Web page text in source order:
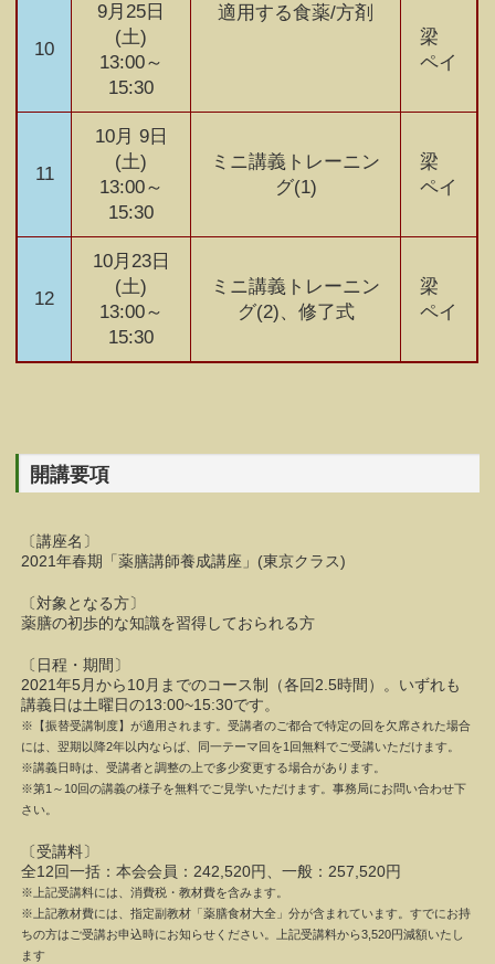
適用する食薬/方剤
10
9月25日
(土)
13:00～
15:30
梁
ペイ
11
10月 9日
(土)
13:00～
15:30
ミニ講義トレーニン
グ(1)
梁
ペイ
12
10月23日
(土)
13:00～
15:30
ミニ講義トレーニン
グ(2)、修了式
梁
ペイ
開講要項
〔講座名〕
2021年春期「薬膳講師養成講座」(東京クラス)
〔対象となる方〕
薬膳の初歩的な知識を習得しておられる方
〔日程・期間〕
2021年5月から10月までのコース制（各回2.5時間）。いずれも
講義日は土曜日の13:00~15:30です。
※【振替受講制度】が適用されます。受講者のご都合で特定の回を欠席された場合
には、翌期以降2年以内ならば、同一テーマ回を1回無料でご受講いただけます。
※講義日時は、受講者と調整の上で多少変更する場合があります。
※第1～10回の講義の様子を無料でご見学いただけます。事務局にお問い合わせ下
さい。
〔受講料〕
全12回一括：本会会員：242,520円、一般：257,520円
※上記受講料には、消費税・教材費を含みます。
※上記教材費には、指定副教材「薬膳食材大全」分が含まれています。すでにお持
ちの方はご受講お申込時にお知らせください。上記受講料から3,520円減額いたし
ます